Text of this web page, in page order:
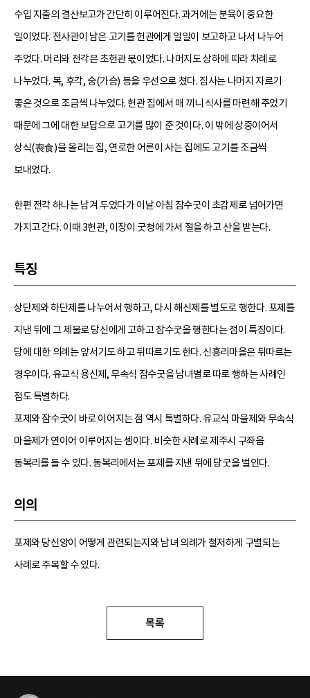
수입 지출의 결산보고가 간단히 이루어진다. 과거에는 분육이 중요한
일이었다. 전사관이 남은 고기를 헌관에게 일일이 보고하고 나서 나누어
주었다. 머리와 전각은 초헌관 몫이었다. 나머지도 상하에 따라 차례로
나누었다. 목, 후각, 숭(가슴) 등을 우선으로 쳤다. 집사는 나머지 자르기
좋은 것으로 조금씩 나누었다. 헌관 집에서 매 끼니 식사를 마련해 주었기
때문에 그에 대한 보답으로 고기를 많이 준 것이다. 이 밖에 상중이어서
상식(喪食)을 올리는 집, 연로한 어른이 사는 집에도 고기를 조금씩
보내었다.
한편 전각 하나는 남겨 두었다가 이날 아침 잠수굿이 초감제로 넘어가면
가지고 간다. 이때 3헌관, 이장이 굿청에 가서 절을 하고 산을 받는다.
특징
상단제와 하단제를 나누어서 행하고, 다시 해신제를 별도로 행한다. 포제를
지낸 뒤에 그 제물로 당신에게 고하고 잠수굿을 행한다는 점이 특징이다.
당에 대한 의례는 앞서기도 하고 뒤따르기도 한다. 신흥리마을은 뒤따르는
경우이다. 유교식 용신제, 무속식 잠수굿을 남녀별로 따로 행하는 사례인
점도 특별하다.
포제와 잠수굿이 바로 이어지는 점 역시 특별하다. 유교식 마을제와 무속식
마을제가 연이어 이루어지는 셈이다. 비슷한 사례로 제주시 구좌읍
동복리를 들 수 있다. 동복리에서는 포제를 지낸 뒤에 당굿을 벌인다.
의의
포제와 당신앙이 어떻게 관련되는지와 남녀 의례가 철저하게 구별되는
사례로 주목할 수 있다.
목록